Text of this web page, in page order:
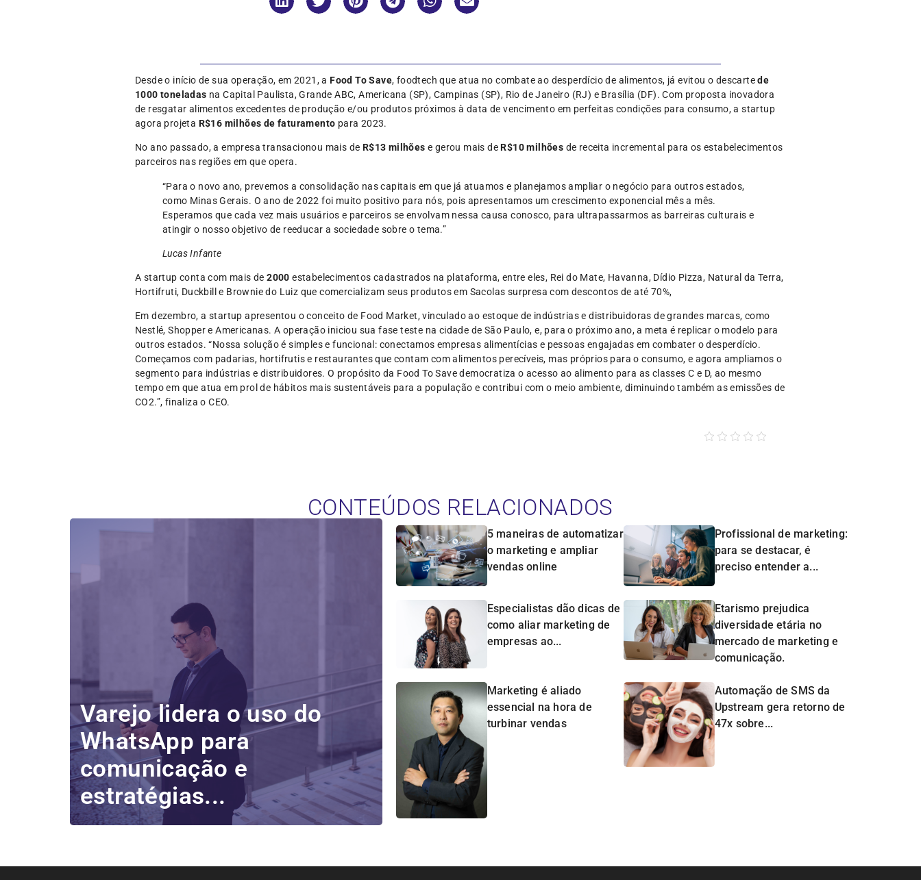
Desde o início de sua operação, em 2021, aFood To Save, foodtech que atua no combate ao desperdício de alimentos, já evitou o descartede
1000 toneladas na Capital Paulista, Grande ABC, Americana (SP), Campinas (SP), Rio de Janeiro (RJ) e Brasília (DF). Com proposta inovadora
de resgatar alimentos excedentes de produção e/ou produtos próximos à data de vencimento em perfeitas condições para consumo, a startup
agora projeta R$16 milhões de faturamento para 2023.
No ano passado, a empresa transacionou mais de R$13 milhões e gerou mais deR$10 milhões de receita incremental para os estabelecimentos
parceiros nas regiões em que opera.
“Para o novo ano, prevemos a consolidação nas capitais em que já atuamos e planejamos ampliar o negócio para outros estados,
como Minas Gerais. O ano de 2022 foi muito positivo para nós, pois apresentamos um crescimento exponencial mês a mês.
Esperamos que cada vez mais usuários e parceiros se envolvam nessa causa conosco, para ultrapassarmos as barreiras culturais e
atingir o nosso objetivo de reeducar a sociedade sobre o tema.”
Lucas Infante
A startup conta com mais de2000 estabelecimentos cadastrados na plataforma, entre eles, Rei do Mate, Havanna, Dídio Pizza, Natural da Terra,
Hortifruti, Duckbill e Brownie do Luiz que comercializam seus produtos em Sacolas surpresa com descontos de até 70%,
Em dezembro, a startup apresentou o conceito de Food Market, vinculado ao estoque de indústrias e distribuidoras de grandes marcas, como
Nestlé, Shopper e Americanas. A operação iniciou sua fase teste na cidade de São Paulo, e, para o próximo ano, a meta é replicar o modelo para
outros estados. “Nossa solução é simples e funcional: conectamos empresas alimentícias e pessoas engajadas em combater o desperdício.
Começamos com padarias, hortifrutis e restaurantes que contam com alimentos perecíveis, mas próprios para o consumo, e agora ampliamos o
segmento para indústrias e distribuidores. O propósito da Food To Save democratiza o acesso ao alimento para as classes C e D, ao mesmo
tempo em que atua em prol de hábitos mais sustentáveis para a população e contribui com o meio ambiente, diminuindo também as emissões de
CO2.”, finaliza o CEO.
CONTEÚDOS RELACIONADOS
Varejo lidera o uso do
WhatsApp para
comunicação e
estratégias...
5 maneiras de automatizar
o marketing e ampliar
vendas online
Profissional de marketing:
para se destacar, é
preciso entender a...
Especialistas dão dicas de
como aliar marketing de
empresas ao...
Etarismo prejudica
diversidade etária no
mercado de marketing e
comunicação.
Marketing é aliado
essencial na hora de
turbinar vendas
Automação de SMS da
Upstream gera retorno de
47x sobre...